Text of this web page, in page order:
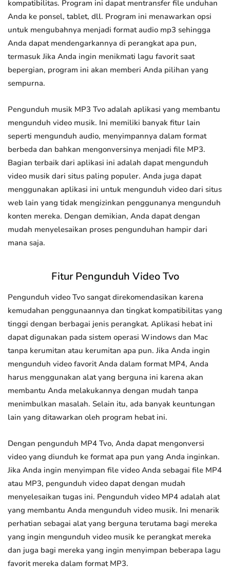
kompatibilitas. Program ini dapat mentransfer file unduhan
Anda ke ponsel, tablet, dll. Program ini menawarkan opsi
untuk mengubahnya menjadi format audio mp3 sehingga
Anda dapat mendengarkannya di perangkat apa pun,
termasuk Jika Anda ingin menikmati lagu favorit saat
bepergian, program ini akan memberi Anda pilihan yang
sempurna.
Pengunduh musik MP3 Tvo adalah aplikasi yang membantu
mengunduh video musik. Ini memiliki banyak fitur lain
seperti mengunduh audio, menyimpannya dalam format
berbeda dan bahkan mengonversinya menjadi file MP3.
Bagian terbaik dari aplikasi ini adalah dapat mengunduh
video musik dari situs paling populer. Anda juga dapat
menggunakan aplikasi ini untuk mengunduh video dari situs
web lain yang tidak mengizinkan penggunanya mengunduh
konten mereka. Dengan demikian, Anda dapat dengan
mudah menyelesaikan proses pengunduhan hampir dari
mana saja.
Fitur Pengunduh Video Tvo
Pengunduh video Tvo sangat direkomendasikan karena
kemudahan penggunaannya dan tingkat kompatibilitas yang
tinggi dengan berbagai jenis perangkat. Aplikasi hebat ini
dapat digunakan pada sistem operasi Windows dan Mac
tanpa kerumitan atau kerumitan apa pun. Jika Anda ingin
mengunduh video favorit Anda dalam format MP4, Anda
harus menggunakan alat yang berguna ini karena akan
membantu Anda melakukannya dengan mudah tanpa
menimbulkan masalah. Selain itu, ada banyak keuntungan
lain yang ditawarkan oleh program hebat ini.
Dengan pengunduh MP4 Tvo, Anda dapat mengonversi
video yang diunduh ke format apa pun yang Anda inginkan.
Jika Anda ingin menyimpan file video Anda sebagai file MP4
atau MP3, pengunduh video dapat dengan mudah
menyelesaikan tugas ini. Pengunduh video MP4 adalah alat
yang membantu Anda mengunduh video musik. Ini menarik
perhatian sebagai alat yang berguna terutama bagi mereka
yang ingin mengunduh video musik ke perangkat mereka
dan juga bagi mereka yang ingin menyimpan beberapa lagu
favorit mereka dalam format MP3.